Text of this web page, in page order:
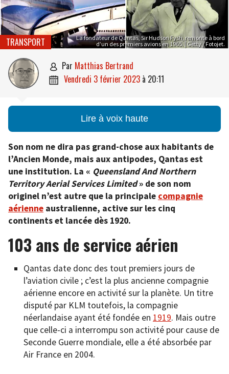
La fondateur de Qantas, Sir Hudson Fysh, remonte à bord
d’un des premiers avions en 1965. | Getty / Fotojet.
TRANSPORT
 par Matthias Bertrand
 vendredi 3 février 2023 à 20:11
Lire à voix haute
Son nom ne dira pas grand-chose aux habitants de
l’Ancien Monde, mais aux antipodes, Qantas est
une institution. La « Queensland And Northern
Territory Aerial Services Limited» de son nom
originel n’est autre que la principale compagnie
aérienne australienne, active sur les cinq
continents et lancée dès 1920.
103 ans de service aérien
Qantas date donc des tout premiers jours de
l’aviation civile ; c’est la plus ancienne compagnie
aérienne encore en activité sur la planète. Un titre
disputé par KLM toutefois, la compagnie
néerlandaise ayant été fondée en 1919. Mais outre
que celle-ci a interrompu son activité pour cause de
Seconde Guerre mondiale, elle a été absorbée par
Air France en 2004.